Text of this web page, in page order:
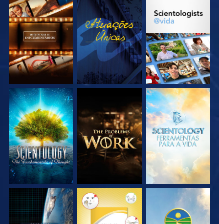
EXPLORE A SÉRIE VEJA EXPLORE A SÉRIE
EXPLORE A SÉRIE EXPLORE A SÉRIE EXPLORE A SÉRIE
VEJA VEJA VEJA